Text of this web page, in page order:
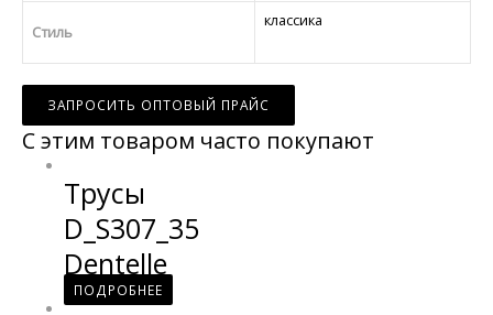
Стиль
классика
ЗАПРОСИТЬ ОПТОВЫЙ ПРАЙС
С этим товаром часто покупают
Трусы
D_S307_35
Dentelle
ПОДРОБНЕЕ